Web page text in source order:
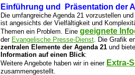
Einführung und Präsentation der
Die umfangreiche Agenda 21 vorzustellen
ist angesichts der Vielfältigkeit und
Themen ein Problem. Eine geeignete
der Evangelische Presse-Dienst. Die Grafik
zentralen Elemente der Agenda 21 und
Information auf einen Blick:
Weitere Angebote haben wir in einer Extra-
zusammengestellt.